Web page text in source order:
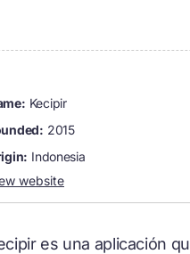
Kecipir
2015
Indonesia
website
es una aplicación